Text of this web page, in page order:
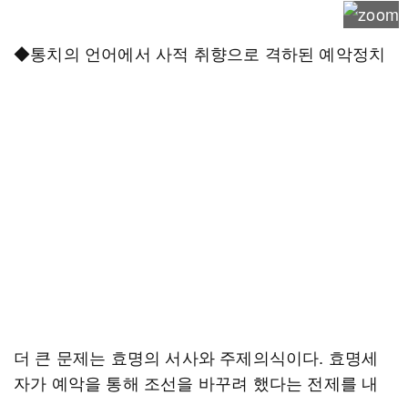
◆통치의 언어에서 사적 취향으로 격하된 예악정치
더 큰 문제는 효명의 서사와 주제의식이다. 효명세
자가 예악을 통해 조선을 바꾸려 했다는 전제를 내